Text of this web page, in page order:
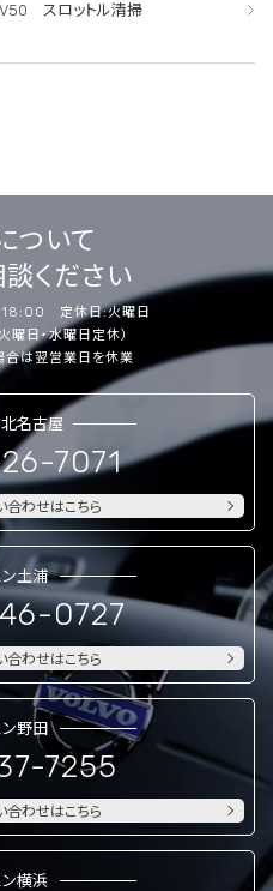
V50 スロットル清掃
ついて
ください
定休日:火曜日
曜日・水曜日定休）
は翌営業日を休業
名古屋
7071
合わせはこちら
ン土浦
0727
合わせはこちら
ン野田
7255
合わせはこちら
ン横浜